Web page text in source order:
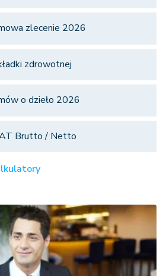
zlecenie 2026
zdrowotnej
o dzieło 2026
Brutto / Netto